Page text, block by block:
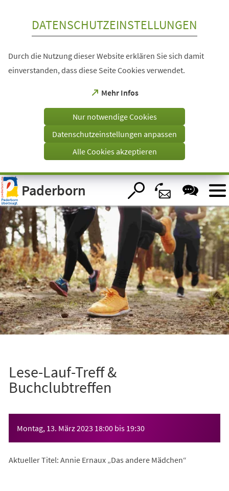
Visuelle
Assistenzsoftware
öffnen.
DATENSCHUTZEINSTELLUNGEN
Durch die Nutzung dieser Website erklären Sie sich damit
einverstanden, dass diese Seite Cookies verwendet.
Mehr Infos
(Öffnet
einem
Tab)
Nur notwendige Cookies
Datenschutzeinstellungen anpassen
Alle Cookies akzeptieren
Paderborn
Lese-Lauf-Treff &
Buchclubtreffen
Montag, 13. März 2023 18:00 bis 19:30
Aktueller Titel: Annie Ernaux „Das andere Mädchen“